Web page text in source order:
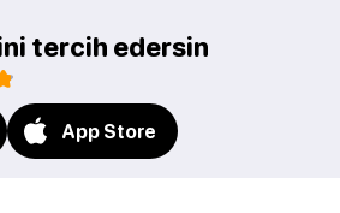
tercih edersin
App Store